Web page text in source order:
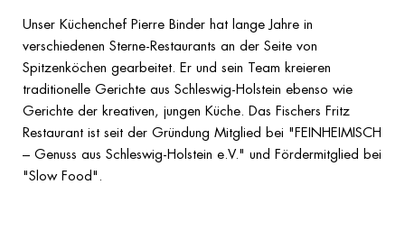
Unser Küchenchef Pierre Binder hat lange Jahre in
verschiedenen Sterne-Restaurants an der Seite von
Spitzenköchen gearbeitet. Er und sein Team kreieren
traditionelle Gerichte aus Schleswig-Holstein ebenso wie
Gerichte der kreativen, jungen Küche. Das Fischers Fritz
Restaurant ist seit der Gründung Mitglied bei "FEINHEIMISCH
– Genuss aus Schleswig-Holstein e.V." und Fördermitglied bei
"Slow Food".